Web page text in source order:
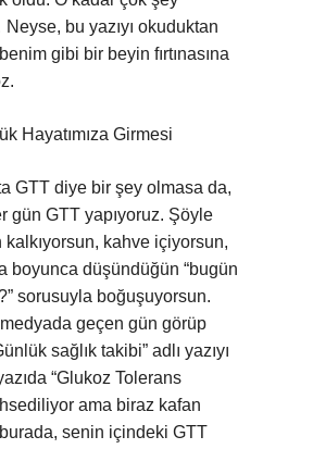
bu yazıyı okuduktan
gibi bir beyin fırtınasına
Hayatımıza Girmesi
GTT diye bir şey olmasa da,
gün GTT yapıyoruz. Şöyle
kahve içiyorsun,
boyunca düşündüğün “bugün
sorusuyla boğuşuyorsun.
geçen gün görüp
sağlık takibi” adlı yazıyı
“Glukoz Tolerans
ama biraz kafan
burada, senin içindeki GTT